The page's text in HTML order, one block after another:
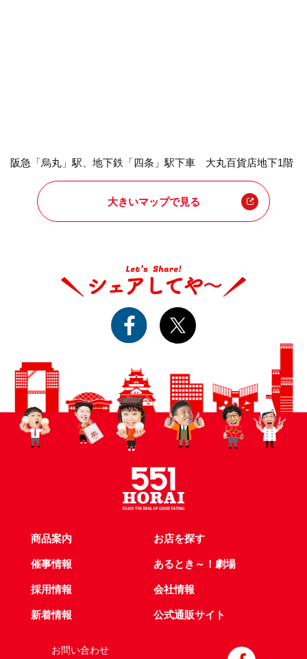
阪急「烏丸」駅、地下鉄「四条」駅下車 大丸百貨店地下1階
大きいマップで見る
商品案内 お店を探す
催事情報 あるとき～！劇場
採用情報 会社情報
新着情報 公式通販サイト
お問い合わせ